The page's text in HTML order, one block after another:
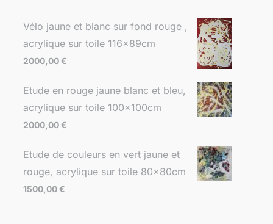
Vélo jaune et blanc sur fond rouge ,
acrylique sur toile 116x89cm
2000,00€
Etude en rouge jaune blanc et bleu,
acrylique sur toile 100x100cm
2000,00€
Etude de couleurs en vert jaune et
rouge, acrylique sur toile 80x80cm
1500,00€